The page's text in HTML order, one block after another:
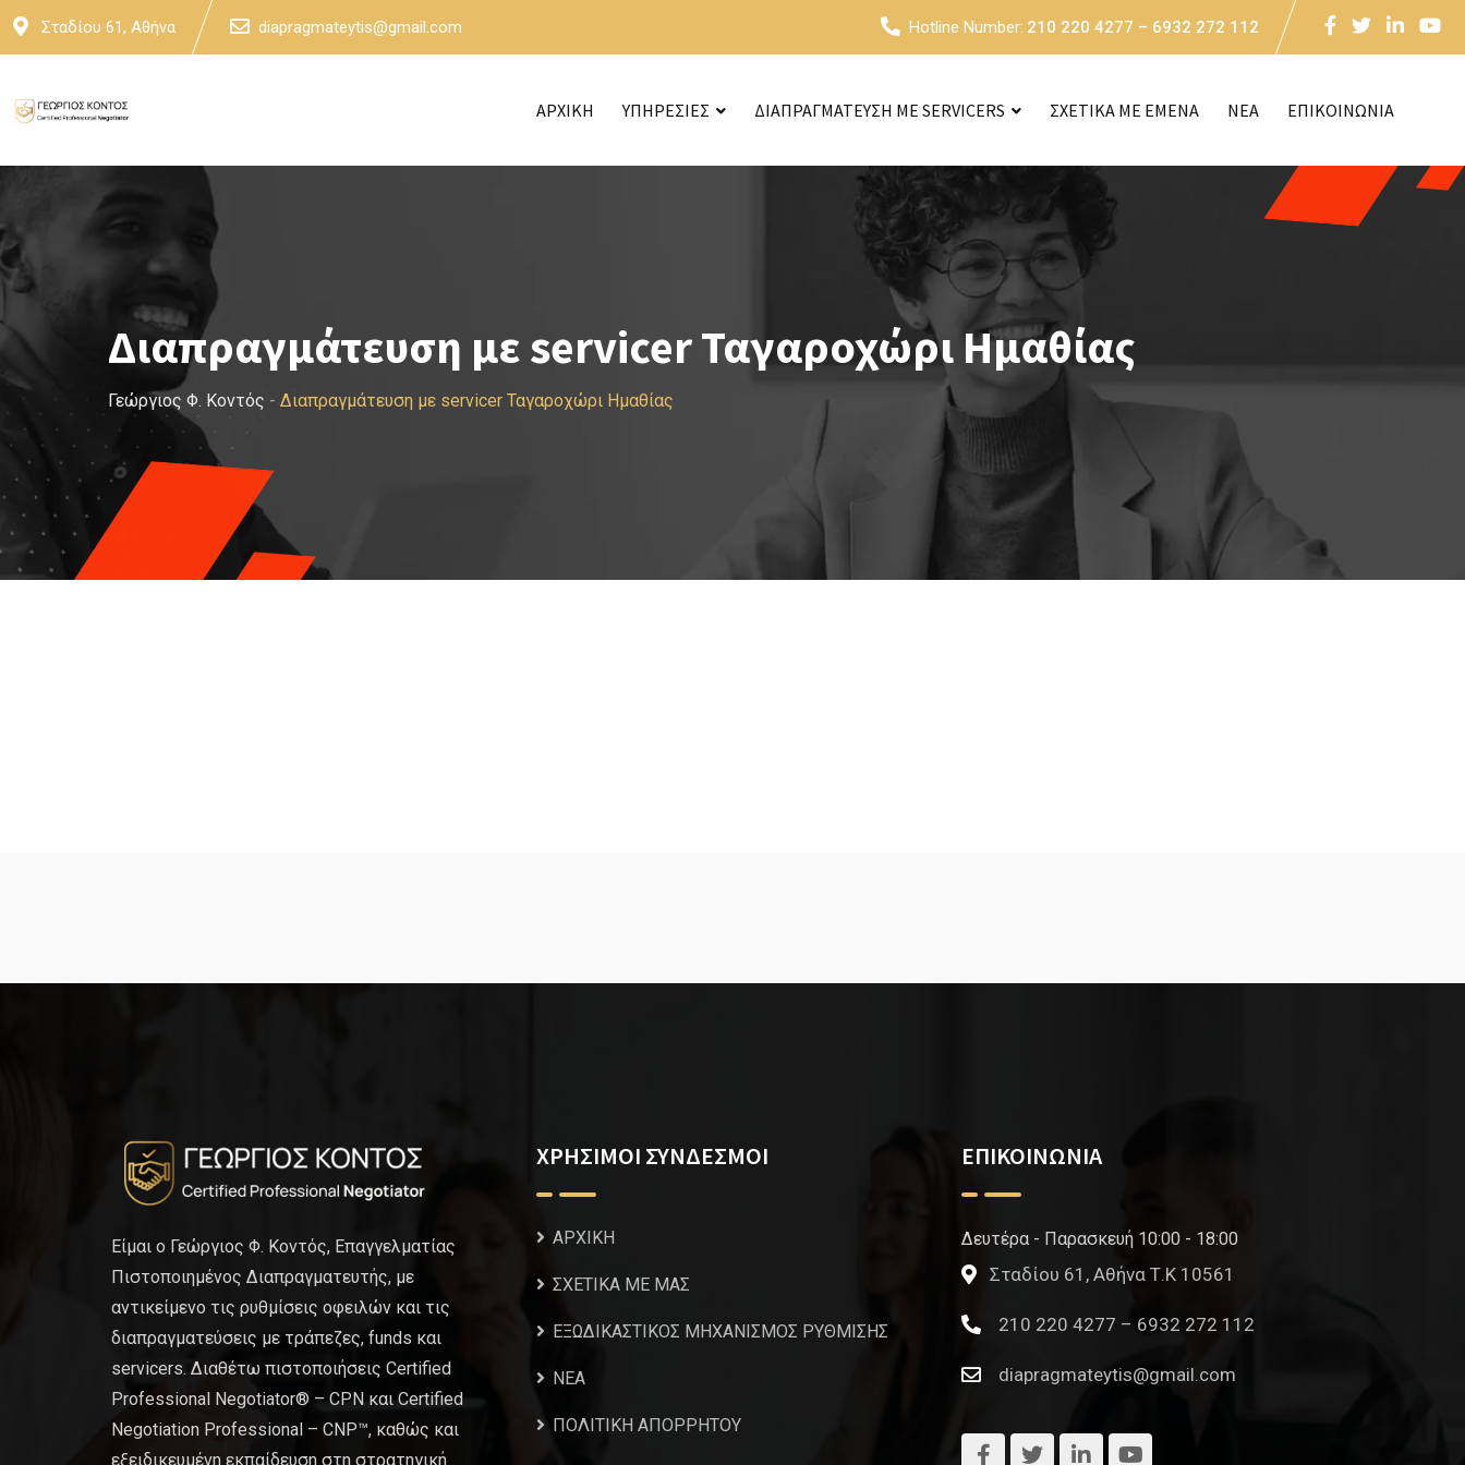
Skip
Σταδίου 61, Αθήνα diapragmateytis@gmail.com Hotline Number: 210 220 4277 – 6932 272 112
ΑΡΧΙΚΗ ΥΠΗΡΕΣΙΕΣ ΔΙΑΠΡΑΓΜΑΤΕΥΣΗ ΜΕ SERVICERS ΣΧΕΤΙΚΑ ΜΕ ΕΜΕΝΑ NEA ΕΠΙΚΟΙΝΩΝΙΑ
Διαπραγμάτευση με servicer Ταγαροχώρι Ημαθίας
Γεώργιος Φ. Κοντός - Διαπραγμάτευση με servicer Ταγαροχώρι Ημαθίας
Είμαι ο Γεώργιος Φ. Κοντός, Επαγγελματίας
Πιστοποιημένος Διαπραγματευτής, με
αντικείμενο τις ρυθμίσεις οφειλών και τις
διαπραγματεύσεις με τράπεζες, funds και
servicers. Διαθέτω πιστοποιήσεις Certified
Professional Negotiator® – CPN και Certified
Negotiation Professional – CNP™, καθώς και
εξειδικευμένη εκπαίδευση στη στρατηγική
ΧΡΗΣΙΜΟΙ ΣΥΝΔΕΣΜΟΙ
ΑΡΧΙΚΗ
ΣΧΕΤΙΚΑ ΜΕ ΜΑΣ
ΕΞΩΔΙΚΑΣΤΙΚΟΣ ΜΗΧΑΝΙΣΜΟΣ ΡΥΘΜΙΣΗΣ
NEA
ΠΟΛΙΤΙΚΗ ΑΠΟΡΡΗΤΟΥ
ΕΠΙΚΟΙΝΩΝΙΑ
Δευτέρα - Παρασκευή 10:00 - 18:00
Σταδίου 61, Αθήνα Τ.Κ 10561
210 220 4277 – 6932 272 112
diapragmateytis@gmail.com